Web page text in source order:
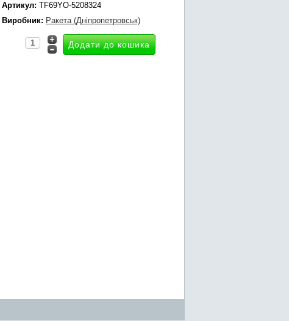
Артикул: TF69YO-5208324
Виробник: Ракета (Дніпропетровськ)